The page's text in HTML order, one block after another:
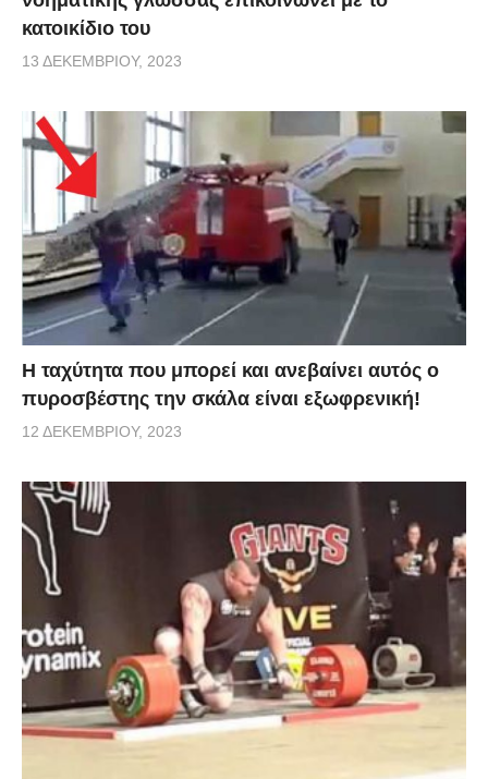
κατοικίδιο του
13 ΔΕΚΕΜΒΡΊΟΥ, 2023
Η ταχύτητα που μπορεί και ανεβαίνει αυτός ο
πυροσβέστης την σκάλα είναι εξωφρενική!
12 ΔΕΚΕΜΒΡΊΟΥ, 2023